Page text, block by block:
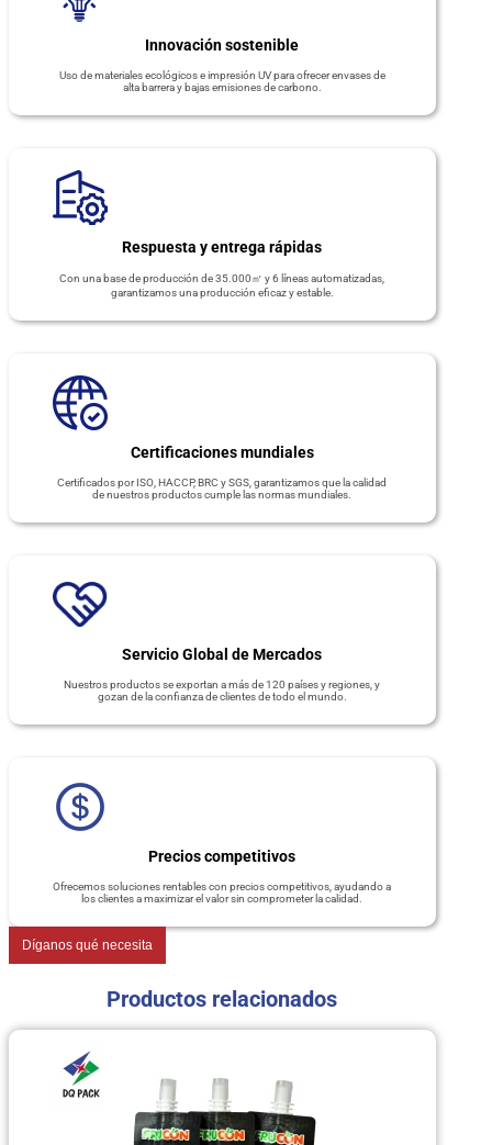
Innovación sostenible
Uso de materiales ecológicos e impresión UV para ofrecer envases de
alta barrera y bajas emisiones de carbono.
Respuesta y entrega rápidas
Con una base de producción de 35.000㎡ y 6 líneas automatizadas,
garantizamos una producción eficaz y estable.
Certificaciones mundiales
Certificados por ISO, HACCP, BRC y SGS, garantizamos que la calidad
de nuestros productos cumple las normas mundiales.
Servicio Global de Mercados
Nuestros productos se exportan a más de 120 países y regiones, y
gozan de la confianza de clientes de todo el mundo.
Precios competitivos
Ofrecemos soluciones rentables con precios competitivos, ayudando a
los clientes a maximizar el valor sin comprometer la calidad.
Díganos qué necesita
Productos relacionados